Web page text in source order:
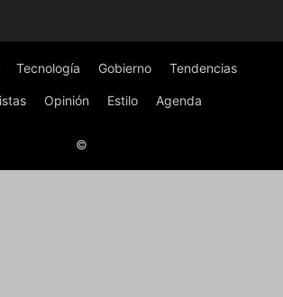
Tecnología Gobierno Tendencias
Opinión Estilo Agenda
©